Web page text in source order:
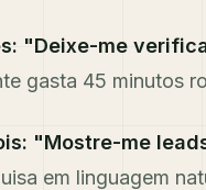
"Deixe-me
gasta 45 minutos
"Mostre-me
em linguagem